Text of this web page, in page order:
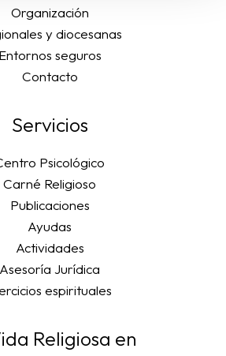
Organización
y diocesanas
Entornos seguros
Contacto
Servicios
Psicológico
Carné Religioso
Publicaciones
Ayudas
Actividades
Asesoría Jurídica
espirituales
Religiosa en